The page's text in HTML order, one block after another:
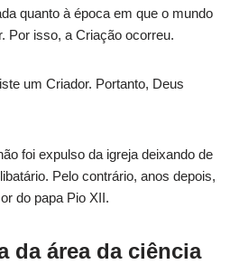
quanto à época em que o mundo
Por isso, a Criação ocorreu.
um Criador. Portanto, Deus
foi expulso da igreja deixando de
Pelo contrário, anos depois,
do papa Pio XII.
da área da ciência